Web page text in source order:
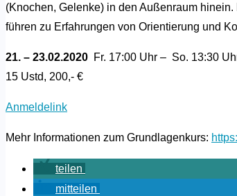
(Knochen, Gelenke) in den Außenraum
führen zu Erfahrungen von Orientierung und
21. – 23.02.2020 Fr. 17:00 Uhr – So. 13:30
15 Ustd, 200,- €
Anmeldelink
Mehr Informationen zum Grundlagenkurs:
teilen
mitteilen